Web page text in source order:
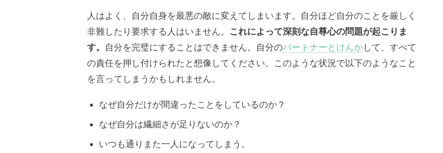
人はよく、自分自身を最悪の敵に変えてしまいます。自分ほど自分のことを厳しく
非難したり要求する人はいません。 これによって深刻な自尊心の問題が起こりま
す。 自分を完璧にすることはできません。自分のパートナーとけんかして、すべて
の責任を押し付けられたと想像してください。このような状況で以下のようなこと
を言ってしまうかもしれません。
なぜ自分だけが間違ったことをしているのか？
なぜ自分は繊細さが足りないのか？
いつも通りまた一人になってしまう。